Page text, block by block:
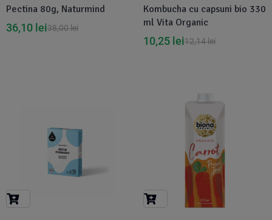
Pectina 80g, Naturmind
38,00lei
36,10 lei
Kombucha cu capsuni bio 330
ml Vita Organic
12,14lei
10,25 lei